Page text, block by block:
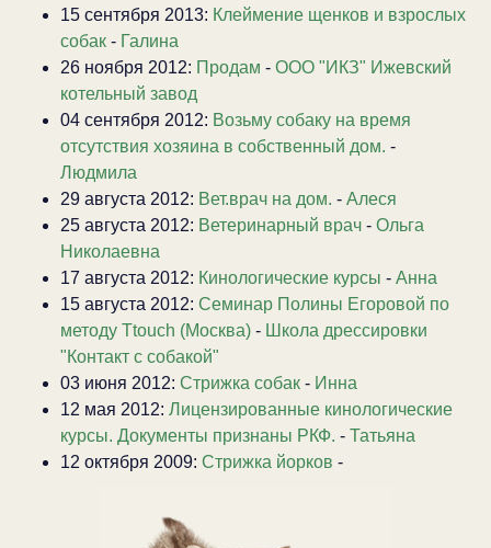
15 сентября 2013: Клеймение щенков и взрослых
собак - Галина
26 ноября 2012: Продам - ООО "ИКЗ" Ижевский
котельный завод
04 сентября 2012: Возьму собаку на время
отсутствия хозяина в собственный дом. -
Людмила
29 августа 2012: Вет.врач на дом. - Алеся
25 августа 2012: Ветеринарный врач - Ольга
Николаевна
17 августа 2012: Кинологические курсы - Анна
15 августа 2012: Семинар Полины Егоровой по
методу Ttouch (Москва) - Школа дрессировки
"Контакт с собакой"
03 июня 2012: Стрижка собак - Инна
12 мая 2012: Лицензированные кинологические
курсы. Документы признаны РКФ. - Татьяна
12 октября 2009: Стрижка йорков -